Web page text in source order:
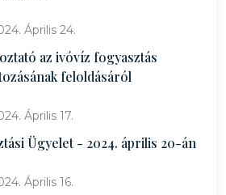
Április 24.
az ivóvíz fogyasztás
feloldásáról
Április 17.
Ügyelet - 2024. április 20-án
Április 16.